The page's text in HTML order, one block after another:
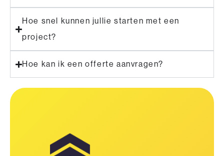
Hoe snel kunnen jullie starten met een
project?
Hoe kan ik een offerte aanvragen?